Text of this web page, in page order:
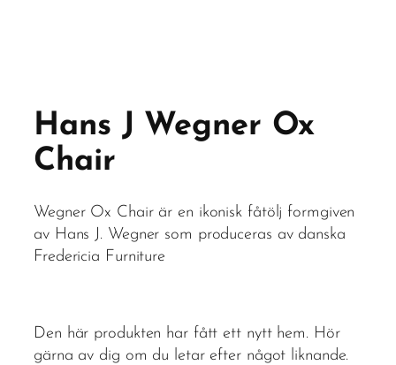
Hans J Wegner Ox
Chair
Wegner Ox Chair är en ikonisk fåtölj formgiven
av Hans J. Wegner som produceras av danska
Fredericia Furniture
Den här produkten har fått ett nytt hem. Hör
gärna av dig om du letar efter något liknande.